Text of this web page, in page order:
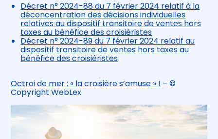
Décret n° 2024-88 du 7 février 2024 relatif à la
déconcentration des décisions individuelles
relatives au dispositif transitoire de ventes hors
taxes au bénéfice des croisiéristes
Décret n° 2024-89 du 7 février 2024 relatif au
dispositif transitoire de ventes hors taxes au
bénéfice des croisiéristes
Octroi de mer : « la croisière s’amuse » ! – ©
Copyright WebLex